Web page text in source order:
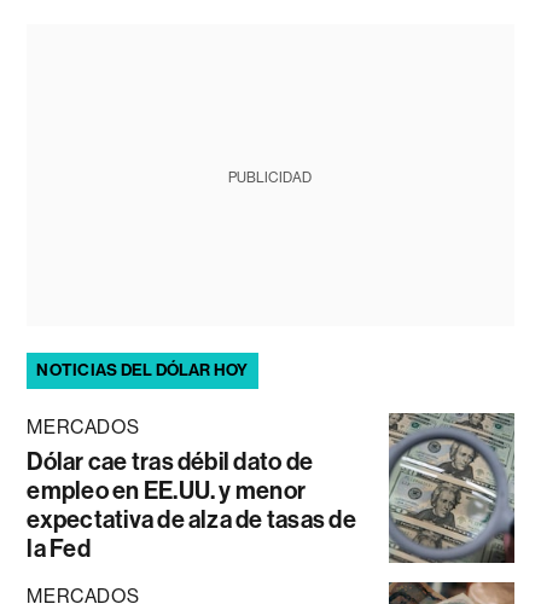
PUBLICIDAD
NOTICIAS DEL DÓLAR HOY
MERCADOS
Dólar cae tras débil dato de
empleo en EE.UU. y menor
expectativa de alza de tasas de
la Fed
MERCADOS